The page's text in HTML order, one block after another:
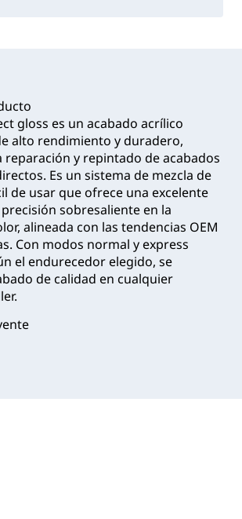
gloss es un acabado acrílico
alto rendimiento y duradero,
reparación y repintado de acabados
Es un sistema de mezcla de
de usar que ofrece una excelente
sobresaliente en la
alineada con las tendencias OEM
Con modos normal y express
el endurecedor elegido, se
de calidad en cualquier